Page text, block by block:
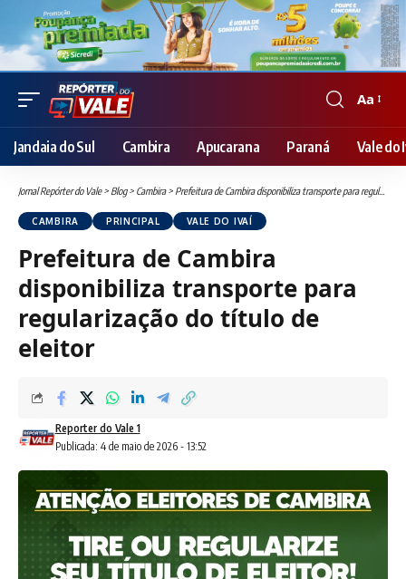
Font
Resizer
Aa
Jandaia do Sul Cambira Apucarana Paraná Vale do
Jornal Repórter do Vale> Blog> Cambira> Prefeitura de Cambira disponibiliza transporte para regularização do título de eleitor
CAMBIRA PRINCIPAL VALE DO IVAÍ
Prefeitura de Cambira
disponibiliza transporte para
regularização do título de
eleitor
Publicada: 4 de maio de 2026 - 13:52
Reporter do Vale 1